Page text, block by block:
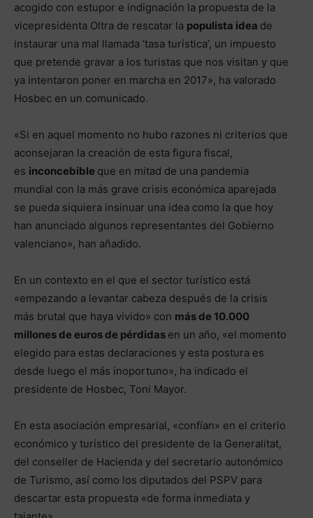
acogido con estupor e indignación la propuesta de la
vicepresidenta Oltra de rescatar la populista idea de
instaurar una mal llamada ‘tasa turística’, un impuesto
que pretende gravar a los turistas que nos visitan y que
ya intentaron poner en marcha en 2017», ha valorado
Hosbec en un comunicado.
«Si en aquel momento no hubo razones ni criterios que
aconsejaran la creación de esta figura fiscal,
es inconcebible que en mitad de una pandemia
mundial con la más grave crisis económica aparejada
se pueda siquiera insinuar una idea como la que hoy
han anunciado algunos representantes del Gobierno
valenciano», han añadido.
En un contexto en el que el sector turístico está
«empezando a levantar cabeza después de la crisis
más brutal que haya vivido» con más de 10.000
millones de euros de pérdidas en un año, «el momento
elegido para estas declaraciones y esta postura es
desde luego el más inoportuno», ha indicado el
presidente de Hosbec, Toni Mayor.
En esta asociación empresarial, «confían» en el criterio
económico y turístico del presidente de la Generalitat,
del conseller de Hacienda y del secretario autonómico
de Turismo, así como los diputados del PSPV para
descartar esta propuesta «de forma inmediata y